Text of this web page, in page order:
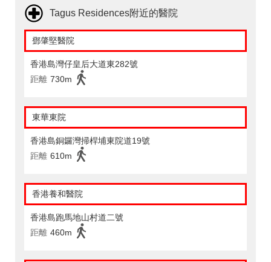
Tagus Residences附近的醫院
鄧肇堅醫院
香港島灣仔皇后大道東282號
距離 730m
東華東院
香港島銅鑼灣掃桿埔東院道19號
距離 610m
香港養和醫院
香港島跑馬地山村道二號
距離 460m